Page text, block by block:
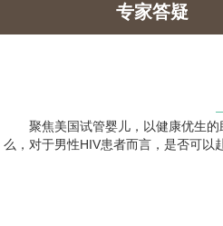
专家答疑
聚焦美国试管婴儿，以健康优生
么，对于男性HIV患者而言，是否可以